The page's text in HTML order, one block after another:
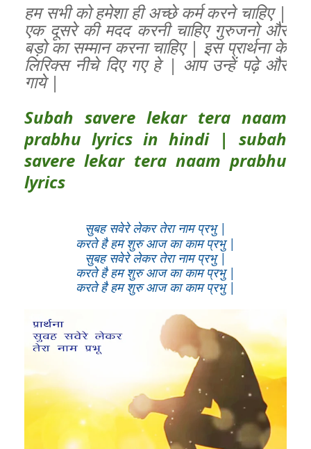
हम सभी को हमेशा ही अच्छे कर्म करने चाहिए |
एक दूसरे की मदद करनी चाहिए गुरुजनो और
बड़ो का सम्मान करना चाहिए | इस प्रार्थना के
लिरिक्स नीचे दिए गए हे | आप उन्हें पढ़े और
गाये |
Subah savere lekar tera naam
prabhu lyrics in hindi | subah
savere lekar tera naam prabhu
lyrics
सुबह सवेरे लेकर तेरा नाम प्रभु |
करते है हम शुरु आज का काम प्रभु |
सुबह सवेरे लेकर तेरा नाम प्रभु |
करते है हम शुरु आज का काम प्रभु |
करते है हम शुरु आज का काम प्रभु |